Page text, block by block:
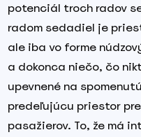
potenciál troch radov
radom sedadiel je
ale iba vo forme
a dokonca niečo, čo
upevnené na
predeľujúcu priestor
pasažierov. To, že má